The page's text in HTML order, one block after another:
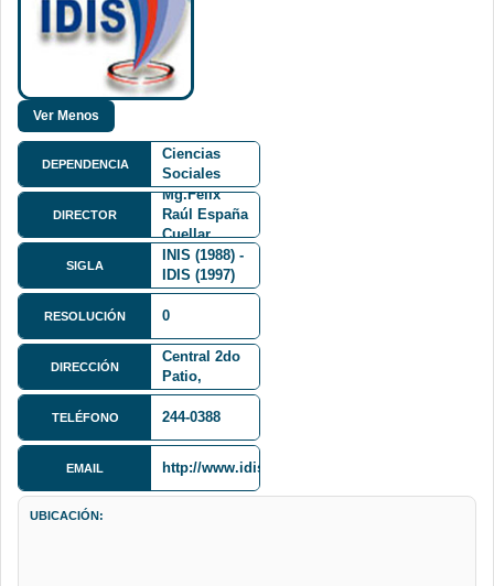
DEPENDENCIA
Ciencias
Sociales
FCS
DIRECTOR
Mg.Felix
Raúl España
Cuellar
SIGLA
INIS (1988) -
IDIS (1997)
RESOLUCIÓN 0
DIRECCIÓN
Av. Villazón
1995,
Monoblock
Central 2do
Patio,
Edificio
Nuevo, Piso
2
TELÉFONO 244-0388
EMAIL http://www.idis.umsa.bo/
UBICACIÓN: